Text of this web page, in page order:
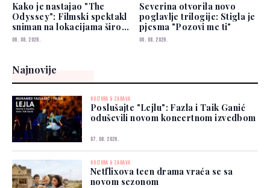
Kako je nastajao "The
Odyssey": Filmski spektakl
sniman na lokacijama širom
svijeta
06. 08. 2026.
Severina otvorila novo
poglavlje trilogije: Stigla je
pjesma "Pozovi me ti"
06. 08. 2026.
Najnovije
KULTURA & ZABAVA
Poslušajte "Lejlu": Fazla i Taik Ganić
oduševili novom koncertnom izvedbom
07. 08. 2026.
KULTURA & ZABAVA
Netflixova teen drama vraća se sa
novom sezonom